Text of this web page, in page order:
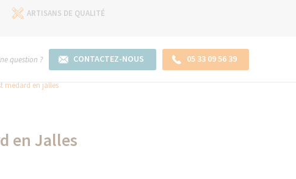
ARTISANS DE QUALITÉ
question ? CONTACTEZ-NOUS 05 33 09 56 39
médard en jalles
en Jalles